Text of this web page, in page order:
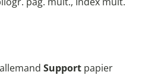
allemand Support papier